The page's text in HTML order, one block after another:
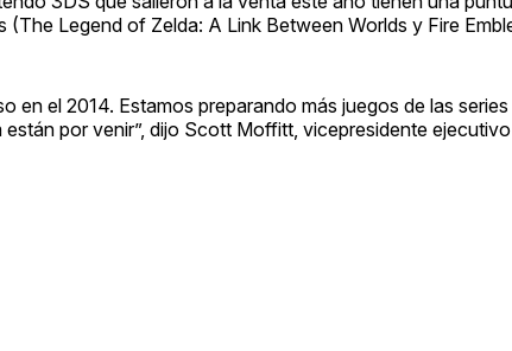
Legend of Zelda: A Link Between Worlds y Fire
en el 2014. Estamos preparando más juegos de las
por venir”, dijo Scott Moffitt, vicepresidente